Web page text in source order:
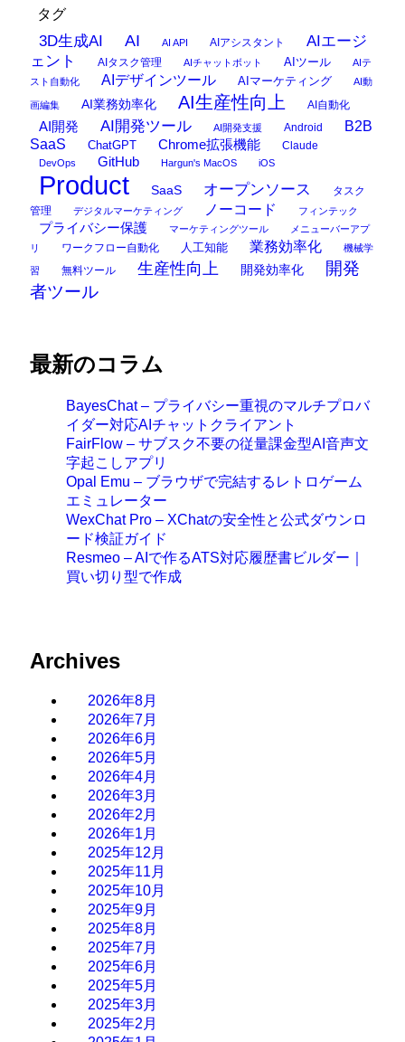
タグ
3D生成AI AI AI API AIアシスタント
AIエージ
ェント
AIタスク管理 AIチャットボット AIツール
AIテ
スト自動化
AIデザインツール AIマーケティング AI動
画編集 AI業務効率化 AI生産性向上 AI自動化
AI開発 AI開発ツール AI開発支援 Android
B2B
SaaS
ChatGPT Chrome拡張機能 Claude
DevOps GitHub Hargun's MacOS iOS
Product SaaS オープンソース
タスク
管理
デジタルマーケティング ノーコード フィンテック
プライバシー保護 マーケティングツール
メニューバーアプ
リ
ワークフロー自動化 人工知能 業務効率化 機械学
習 無料ツール 生産性向上 開発効率化
開発
者ツール
最新のコラム
BayesChat – プライバシー重視のマルチプロバ
イダー対応AIチャットクライアント
FairFlow – サブスク不要の従量課金型AI音声文
字起こしアプリ
Opal Emu – ブラウザで完結するレトロゲーム
エミュレーター
WexChat Pro – XChatの安全性と公式ダウンロ
ード検証ガイド
Resmeo – AIで作るATS対応履歴書ビルダー｜
買い切り型で作成
Archives
2026年8月
2026年7月
2026年6月
2026年5月
2026年4月
2026年3月
2026年2月
2026年1月
2025年12月
2025年11月
2025年10月
2025年9月
2025年8月
2025年7月
2025年6月
2025年5月
2025年3月
2025年2月